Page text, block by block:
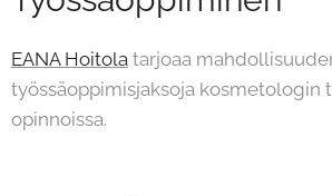
EANA Hoitola tarjoaa
työssäoppimisjaksoja kosmetologin
opinnoissa.